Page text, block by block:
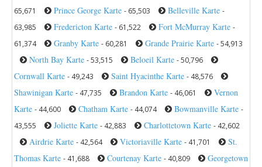
65,671
Prince George Karte - 65,503 Belleville Karte -
63,985
Fredericton Karte - 61,522 Fort McMurray Karte -
61,374
Granby Karte - 60,281 Grande Prairie Karte - 54,913
North Bay Karte - 53,515 Beloeil Karte - 50,796
Cornwall Karte - 49,243 Saint Hyacinthe Karte - 48,576
Shawinigan Karte - 47,735 Brandon Karte - 46,061
Vernon
Karte - 44,600 Chatham Karte - 44,074 Bowmanville Karte -
43,555
Joliette Karte - 42,883 Charlottetown Karte - 42,602
Airdrie Karte - 42,564 Victoriaville Karte - 41,701
St.
Thomas Karte - 41,688 Courtenay Karte - 40,809
Georgetown